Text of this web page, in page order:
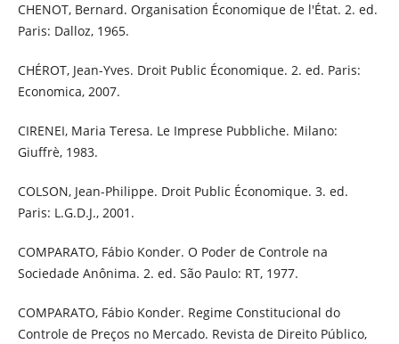
CHENOT, Bernard. Organisation Économique de l'État. 2. ed.
Paris: Dalloz, 1965.
CHÉROT, Jean-Yves. Droit Public Économique. 2. ed. Paris:
Economica, 2007.
CIRENEI, Maria Teresa. Le Imprese Pubbliche. Milano:
Giuffrè, 1983.
COLSON, Jean-Philippe. Droit Public Économique. 3. ed.
Paris: L.G.D.J., 2001.
COMPARATO, Fábio Konder. O Poder de Controle na
Sociedade Anônima. 2. ed. São Paulo: RT, 1977.
COMPARATO, Fábio Konder. Regime Constitucional do
Controle de Preços no Mercado. Revista de Direito Público,